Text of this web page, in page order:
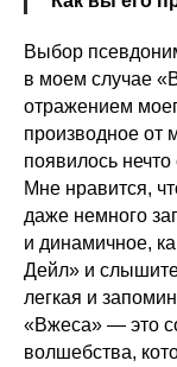
Выбор
в моем случае
отражением
производное от
появилось
Мне нравится,
даже немного
и динамичное,
Дейл» и
легкая и
«Вжеса» — это
волшебства,